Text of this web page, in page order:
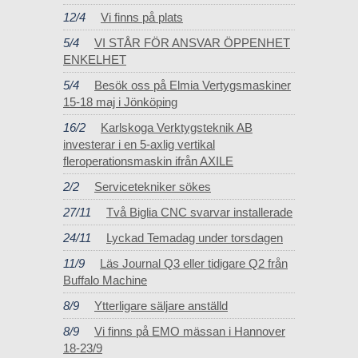
12/4
Vi finns på plats
5/4
VI STÅR FÖR ANSVAR ÖPPENHET
ENKELHET
5/4
Besök oss på Elmia Vertygsmaskiner
15-18 maj i Jönköping
16/2
Karlskoga Verktygsteknik AB
investerar i en 5-axlig vertikal
fleroperationsmaskin ifrån AXILE
2/2
Servicetekniker sökes
27/11
Två Biglia CNC svarvar installerade
24/11
Lyckad Temadag under torsdagen
11/9
Läs Journal Q3 eller tidigare Q2 från
Buffalo Machine
8/9
Ytterligare säljare anställd
8/9
Vi finns på EMO mässan i Hannover
18-23/9